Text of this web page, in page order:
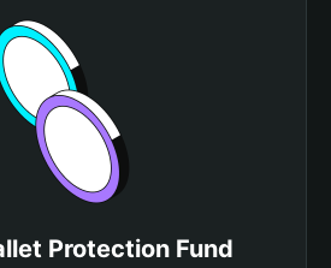
Protection Fund